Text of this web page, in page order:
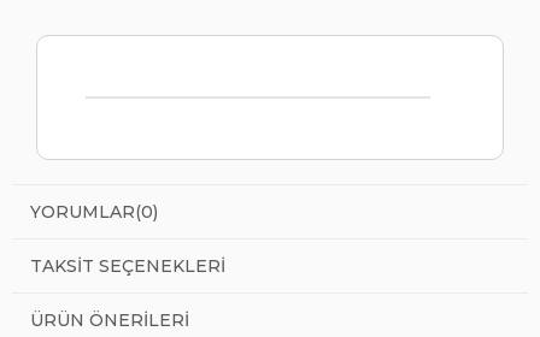
YORUMLAR(0)
TAKSIT SEÇENEKLERI
ÜRÜN ÖNERILERI